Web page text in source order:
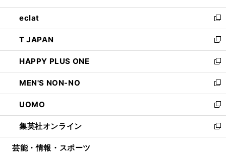
開
く
ウ
で
開
く
ン
ド
ウ
で
開
く
ウ
ィ
ン
ド
ウ
で
開
く
し
い
ウ
ィ
ン
ド
ウ
で
開
く
eclat
新
し
い
ウ
ィ
ン
ド
ウ
で
開
く
T JAPAN
新
し
い
ウ
ィ
ン
ド
ウ
で
開
HAPPY PLUS ONE
新
し
い
ウ
ィ
ン
ド
ウ
MEN'S NON-NO
新
し
い
ウ
ィ
ン
UOMO
新
し
い
ウ
集英社オンライン
新
し
芸能・情報・スポーツ